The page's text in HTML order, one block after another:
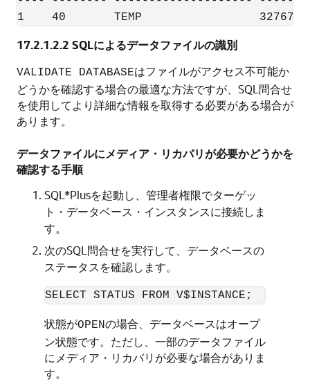
1    40       TEMP                 32767
17.2.1.2.2 SQLによるデータファイルの識別
VALIDATE DATABASEはファイルがアクセス不可能か
どうかを確認する場合の最適な方法ですが、SQL問合せ
を使用してより詳細な情報を取得する必要がある場合が
あります。
データファイルにメディア・リカバリが必要かどうかを
確認する手順
SQL*Plusを起動し、管理者権限でターゲッ
ト・データベース・インスタンスに接続しま
す。
次のSQL問合せを実行して、データベースの
ステータスを確認します。
状態がOPENの場合、データベースはオープ
ン状態です。ただし、一部のデータファイル
にメディア・リカバリが必要な場合がありま
す。